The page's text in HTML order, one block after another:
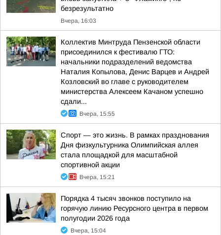
безрезультатно
Вчера, 16:03
Коллектив Минтруда Пензенской области
присоединился к фестивалю ГТО:
начальники подразделений ведомства
Наталия Копылова, Денис Варцев и Андрей
Козловский во главе с руководителем
министерства Алексеем Качаном успешно
сдали...
Вчера, 15:55
Спорт — это жизнь. В рамках празднования
Дня физкультурника Олимпийская аллея
стала площадкой для масштабной
спортивной акции
Вчера, 15:21
Порядка 4 тысяч звонков поступило на
горячую линию Ресурсного центра в первом
полугодии 2026 года
Вчера, 15:04